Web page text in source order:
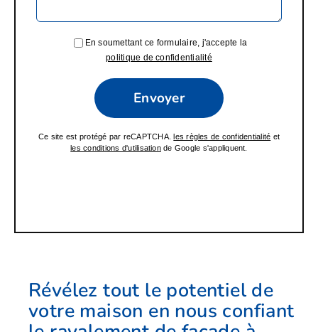
En soumettant ce formulaire, j'accepte la
politique de confidentialité
Ce site est protégé par reCAPTCHA. les règles de confidentialité et
les conditions d'utilisationde Google s'appliquent.
Révélez tout le potentiel de
votre maison en nous confiant